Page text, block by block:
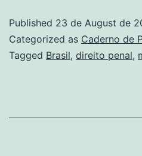
Published 23 de August de
Categorized as Caderno de
Tagged Brasil, direito penal,